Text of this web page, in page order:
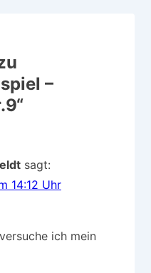
–
“
sagt:
14:12 Uhr
ich mein